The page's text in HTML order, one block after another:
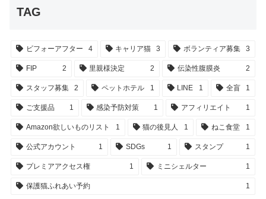
TAG
ビフォーアフター 4 キャリア猫 3 ボランティア募集 3
FIP 2 里親様決定 2 伝染性腹膜炎 2
スタッフ募集 2 ペットホテル 1 LINE 1 全盲 1
ご支援品 1 感染予防対策 1 アフィリエイト 1
Amazon欲しいものリスト 1 猫の後見人 1 ねこ食堂 1
公式アカウント 1 SDGs 1 スタンプ 1
プレミアアクセス権 1 ミニシェルター 1
保護猫ふれあい予約 1